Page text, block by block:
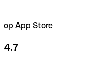
op App Store
4.7